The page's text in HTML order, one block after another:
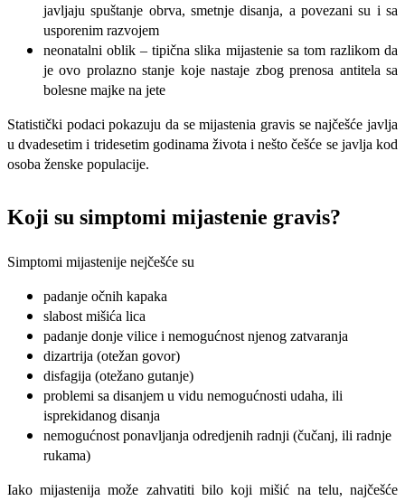
javljaju spuštanje obrva, smetnje disanja, a povezani su i sa
usporenim razvojem
neonatalni oblik – tipična slika mijastenie sa tom razlikom da
je ovo prolazno stanje koje nastaje zbog prenosa antitela sa
bolesne majke na jete
Statistički podaci pokazuju da se mijastenia gravis se najčešće javlja
u dvadesetim i tridesetim godinama života i nešto češće se javlja kod
osoba ženske populacije.
Koji su simptomi mijastenie gravis?
Simptomi mijastenije nejčešće su
padanje očnih kapaka
slabost mišića lica
padanje donje vilice i nemogućnost njenog zatvaranja
dizartrija (otežan govor)
disfagija (otežano gutanje)
problemi sa disanjem u vidu nemogućnosti udaha, ili
isprekidanog disanja
nemogućnost ponavljanja odredjenih radnji (čučanj, ili radnje
rukama)
Iako mijastenija može zahvatiti bilo koji mišić na telu, najčešće